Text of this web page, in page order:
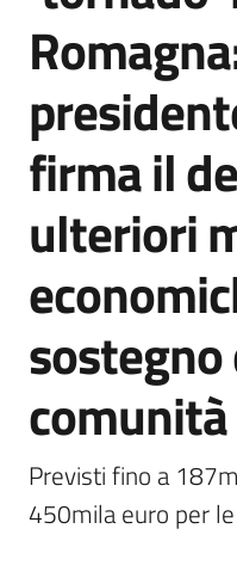
Servizi
Atti
Bandi
Piani
Programmi
Agenzia
Seguici
firma il
ulteriori
Previsti fino a
450mila euro per